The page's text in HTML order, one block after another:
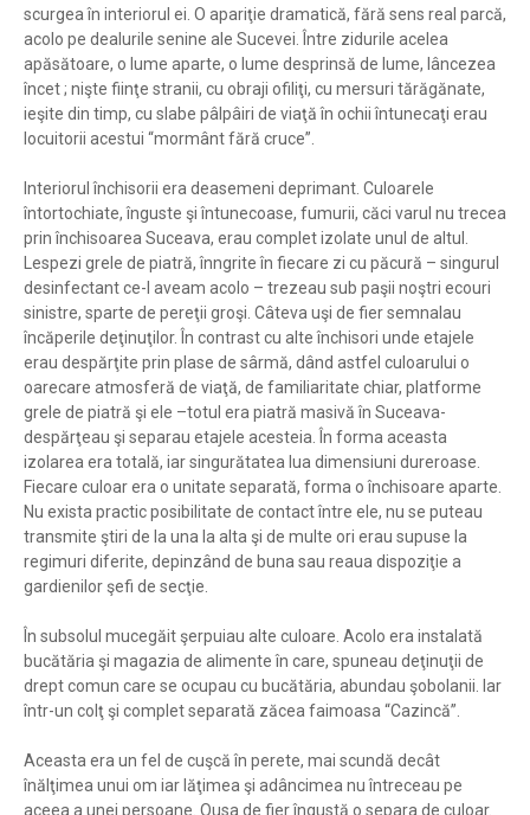
scurgea în interiorul ei. O apariţie dramatică, fără sens real parcă,
acolo pe dealurile senine ale Sucevei. Între zidurile acelea
apăsătoare, o lume aparte, o lume desprinsă de lume, lâncezea
încet ; nişte fiinţe stranii, cu obraji ofiliţi, cu mersuri tărăgănate,
ieşite din timp, cu slabe pâlpâiri de viaţă în ochii întunecaţi erau
locuitorii acestui “mormânt fără cruce”.
Interiorul închisorii era deasemeni deprimant. Culoarele
întortochiate, înguste şi întunecoase, fumurii, căci varul nu trecea
prin închisoarea Suceava, erau complet izolate unul de altul.
Lespezi grele de piatră, înngrite în fiecare zi cu păcură – singurul
desinfectant ce-l aveam acolo – trezeau sub paşii noştri ecouri
sinistre, sparte de pereţii groşi. Câteva uşi de fier semnalau
încăperile deţinuţilor. În contrast cu alte închisori unde etajele
erau despărţite prin plase de sârmă, dând astfel culoarului o
oarecare atmosferă de viaţă, de familiaritate chiar, platforme
grele de piatră şi ele –totul era piatră masivă în Suceava-
despărţeau şi separau etajele acesteia. În forma aceasta
izolarea era totală, iar singurătatea lua dimensiuni dureroase.
Fiecare culoar era o unitate separată, forma o închisoare aparte.
Nu exista practic posibilitate de contact între ele, nu se puteau
transmite ştiri de la una la alta şi de multe ori erau supuse la
regimuri diferite, depinzând de buna sau reaua dispoziţie a
gardienilor şefi de secţie.
În subsolul mucegăit şerpuiau alte culoare. Acolo era instalată
bucătăria şi magazia de alimente în care, spuneau deţinuţii de
drept comun care se ocupau cu bucătăria, abundau şobolanii. Iar
într-un colţ şi complet separată zăcea faimoasa “Cazincă”.
Aceasta era un fel de cuşcă în perete, mai scundă decât
înălţimea unui om iar lăţimea şi adâncimea nu întreceau pe
aceea a unei persoane. Ousa de fier îngustă o separa de culoar.